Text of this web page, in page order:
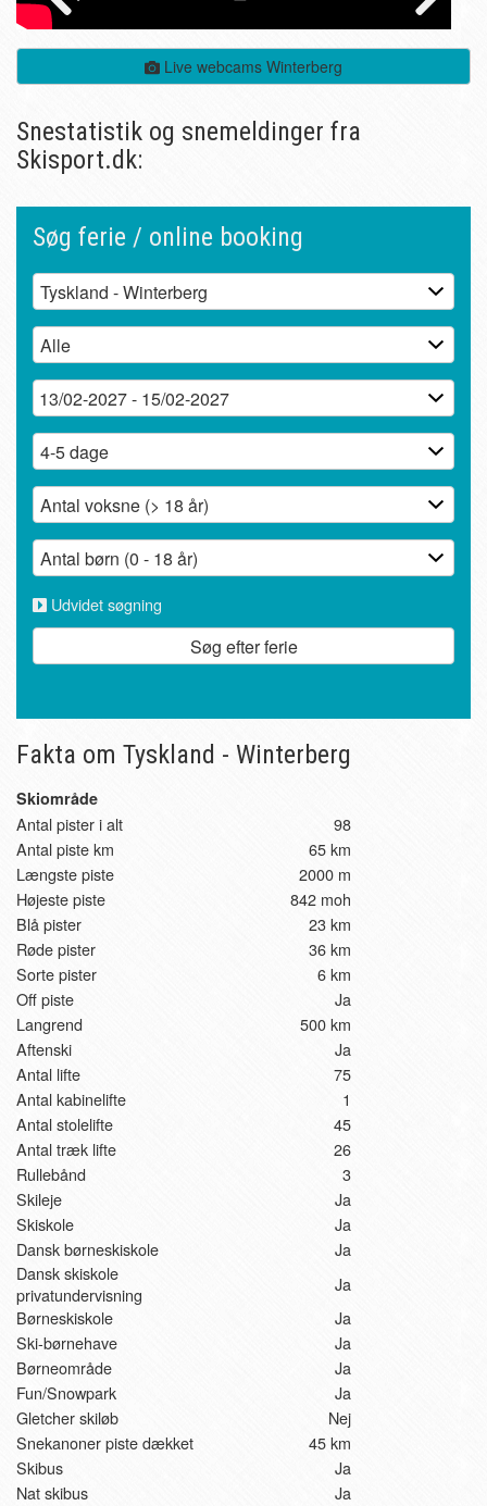
Live webcams Winterberg
Snestatistik og snemeldinger fra
Skisport.dk:
Søg ferie / online booking
Udvidet søgning
Søg efter ferie
Fakta om Tyskland - Winterberg
Skiområde
Antal pister i alt
98
Antal piste km
65 km
Længste piste
2000 m
Højeste piste
842 moh
Blå pister
23 km
Røde pister
36 km
Sorte pister
6 km
Off piste
Ja
Langrend
500 km
Aftenski
Ja
Antal lifte
75
Antal kabinelifte
1
Antal stolelifte
45
Antal træk lifte
26
Rullebånd
3
Skileje
Ja
Skiskole
Ja
Dansk børneskiskole
Ja
Dansk skiskole
privatundervisning
Ja
Børneskiskole
Ja
Ski-børnehave
Ja
Børneområde
Ja
Fun/Snowpark
Ja
Gletcher skiløb
Nej
Snekanoner piste dækket
45 km
Skibus
Ja
Nat skibus
Ja